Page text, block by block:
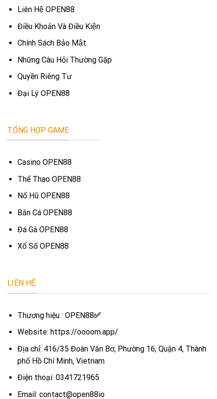
Liên Hệ OPEN88
Điều Khoản Và Điều Kiện
Chính Sách Bảo Mật
Những Câu Hỏi Thường Gặp
Quyền Riêng Tư
Đại Lý OPEN88
TỔNG HỢP GAME
Casino OPEN88
Thể Thao OPEN88
Nổ Hũ OPEN88
Bắn Cá OPEN88
Đá Gà OPEN88
Xổ Số OPEN88
LIÊN HỆ
Thương hiệu : OPEN88✅
Website: https://oooom.app/
Địa chỉ: 416/35 Đoàn Văn Bơ, Phường 16, Quận 4, Thành
phố Hồ Chí Minh, Vietnam
Điện thoại: 0341721965
Email: contact@open88io